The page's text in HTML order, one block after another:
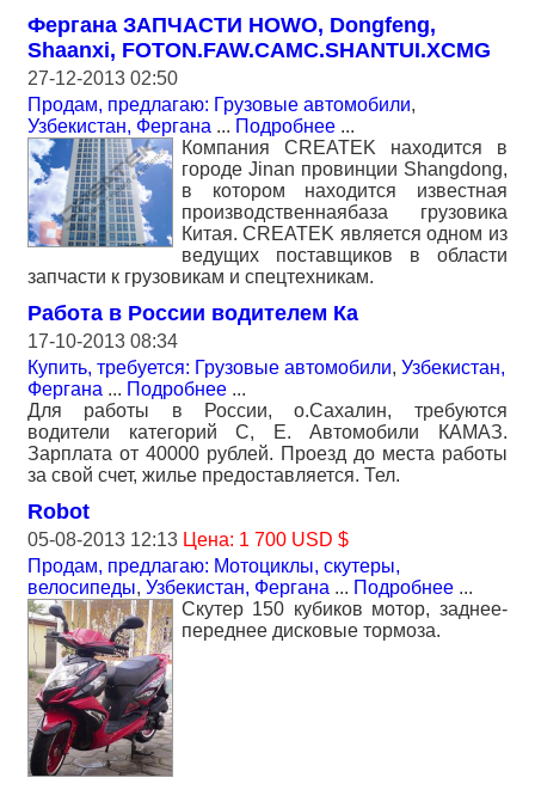
Фергана ЗАПЧАСТИ HOWO, Dongfeng,
Shaanxi, FOTON.FAW.CAMC.SHANTUI.XCMG
27-12-2013 02:50
Продам, предлагаю: Грузовые автомобили,
Узбекистан, Фергана ... Подробнее ...
Компания CREATEK находится в
городе Jinan провинции Shangdong,
в котором находится известная
производственнаябаза грузовика
Китая. CREATEK является одном из
ведущих поставщиков в области
запчасти к грузовикам и спецтехникам.
Работа в России водителем Ка
17-10-2013 08:34
Купить, требуется: Грузовые автомобили, Узбекистан,
Фергана ... Подробнее ...
Для работы в России, о.Сахалин, требуются
водители категорий C, E. Автомобили КАМАЗ.
Зарплата от 40000 рублей. Проезд до места работы
за свой счет, жилье предоставляется. Тел.
Robot
05-08-2013 12:13 Цена: 1 700 USD $
Продам, предлагаю: Мотоциклы, скутеры,
велосипеды, Узбекистан, Фергана ... Подробнее ...
Скутер 150 кубиков мотор, заднее-
переднее дисковые тормоза.